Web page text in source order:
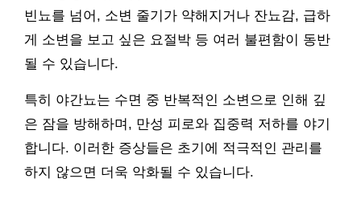
빈뇨를 넘어, 소변 줄기가 약해지거나 잔뇨감, 급하
게 소변을 보고 싶은 요절박 등 여러 불편함이 동반
될 수 있습니다.
특히 야간뇨는 수면 중 반복적인 소변으로 인해 깊
은 잠을 방해하며, 만성 피로와 집중력 저하를 야기
합니다. 이러한 증상들은 초기에 적극적인 관리를
하지 않으면 더욱 악화될 수 있습니다.